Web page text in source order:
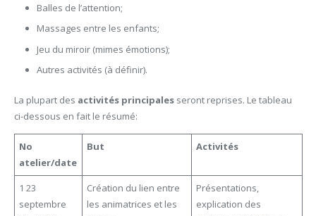
Balles de l’attention;
Massages entre les enfants;
Jeu du miroir (mimes émotions);
Autres activités (à définir).
La plupart des activités principalesseront reprises. Le tableau
ci-dessous en fait le résumé:
No
atelier/date
But Activités
1 23
septembre
Création du lien entre
les animatrices et les
Présentations,
explication des